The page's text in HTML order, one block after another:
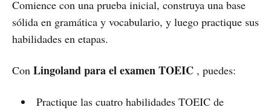
Comience con una prueba inicial, construya una base
sólida en gramática y vocabulario, y luego practique sus
habilidades en etapas.
Con Lingoland para el examen TOEIC , puedes:
Practique las cuatro habilidades TOEIC de